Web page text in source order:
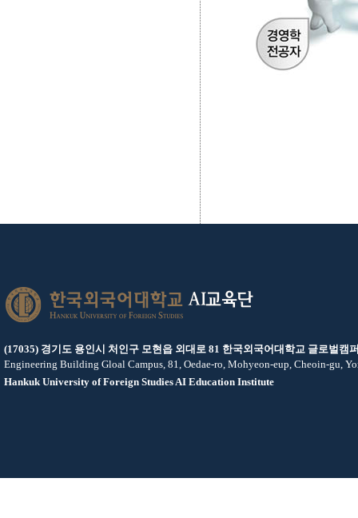
AI교육단
(17035) 경기도 용인시 처인구 모현읍 외대로 81 한국외국어대학교 글로벌캠
Engineering Building Gloal Campus, 81, Oedae-ro, Mohyeon-eup, Cheoin-gu,
Hankuk University of Foreign Studies AI Education Institute